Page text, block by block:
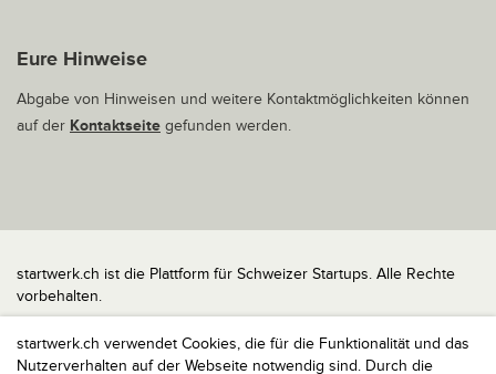
startwerk.ch verwendet Cookies, die für die Funktionalität und das
Nutzerverhalten auf der Webseite notwendig sind. Durch die
Eure Hinweise
Abgabe von Hinweisen und weitere Kontaktmöglichkeiten können
auf der Kontaktseite gefunden werden.
startwerk.ch ist die Plattform für Schweizer Startups. Alle Rechte
vorbehalten.
Impressum
Kontakt